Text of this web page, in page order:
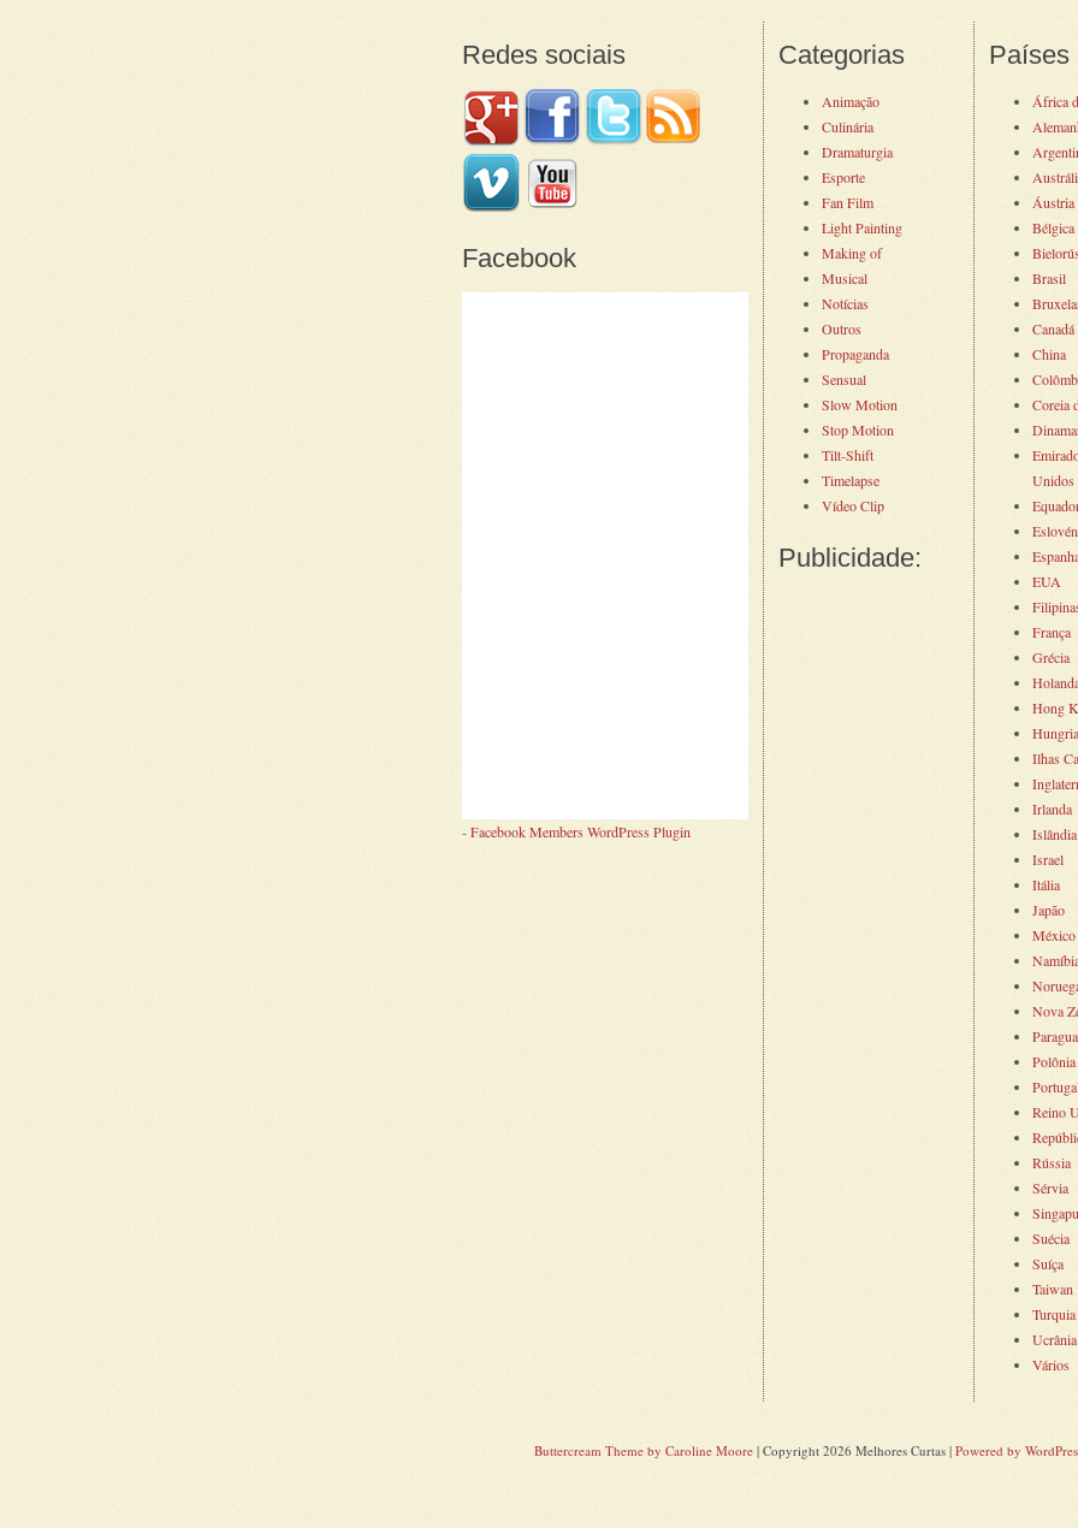
Redes sociais
Facebook
-Facebook Members WordPress Plugin
Categorias
Animação
Culinária
Dramaturgia
Esporte
Fan Film
Light Painting
Making of
Musical
Notícias
Outros
Propaganda
Sensual
Slow Motion
Stop Motion
Tilt-Shift
Timelapse
Vídeo Clip
Publicidade:
Países
África
Áustria
Bélgica
Brasil
Canadá
China
Coreia
Unidos
EUA
França
Grécia
Hong
Hungria
Ilhas
Irlanda
Islândia
Israel
Itália
Japão
México
Nova
Polônia
Reino
Rússia
Sérvia
Suécia
Suíça
Taiwan
Turquia
Ucrânia
Vários
Buttercream Theme by Caroline Moore | Copyright 2026 Melhores Curtas | Powered by